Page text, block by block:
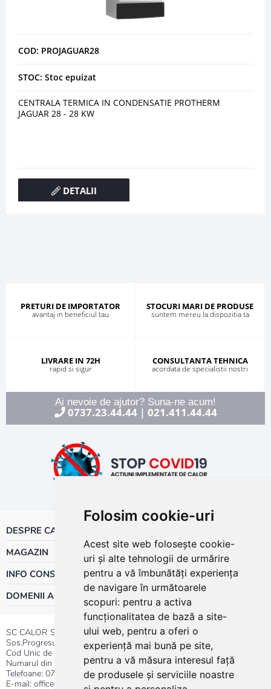
Folosim cookie-uri
Acest site web folosește cookie-
uri și alte tehnologii de urmărire
pentru a vă îmbunătăți experiența
de navigare în următoarele
scopuri: pentru a activa
funcționalitatea de bază a site-
ului web, pentru a oferi o
experiență mai bună pe site,
pentru a vă măsura interesul față
de produsele și serviciile noastre
COD: PROJAGUAR28
STOC: Stoc epuizat
CENTRALA TERMICA IN CONDENSATIE PROTHERM
JAGUAR 28 - 28 KW
DETALII
PRETURI DE IMPORTATOR
avantaj in beneficiul tau
STOCURI MARI DE PRODUSE
suntem mereu la dispozitia ta
LIVRARE IN 72H
rapid si sigur
CONSULTANTA TEHNICA
acordata de specialistii nostri
Ai nevoie de ajutor? Suna-ne acum!
0737.23.44.44| 021.411.44.44
DESPRE CALOR
MAGAZIN
INFO CONSUMATOR
DOMENII ACTIVITATE
SC CALOR SRL
Sos.Progresului nr.30-40, Sector 5, Bucuresti
Cod Unic de Inregistrare: RO 3004724
Numarul din Registrul Comertului:J40/13176/1991
Telefoane: 0737.23.44.44|021.411.44.44
E-mail: office@calor.ro